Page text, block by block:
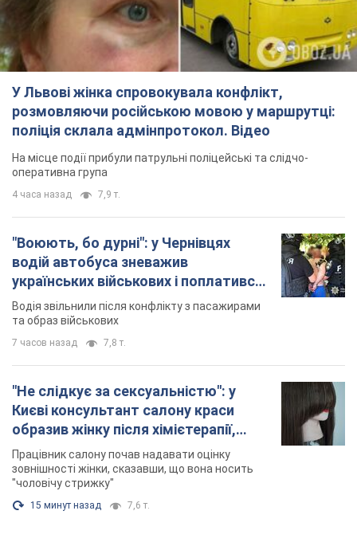
У Львові жінка спровокувала конфлікт,
розмовляючи російською мовою у маршрутці:
поліція склала адмінпротокол. Відео
На місце події прибули патрульні поліцейські та слідчо-
оперативна група
4 часа назад 7,9 т.
"Воюють, бо дурні": у Чернівцях
водій автобуса зневажив
українських військових і поплатився.
Відео
Водія звільнили після конфлікту з пасажирами
та образ військових
7 часов назад 7,8 т.
"Не слідкує за сексуальністю": у
Києві консультант салону краси
образив жінку після хімієтерапії,
розгорівся скандал. Фото
Працівник салону почав надавати оцінку
зовнішності жінки, сказавши, що вона носить
"чоловічу стрижку"
15 минут назад 7,6 т.